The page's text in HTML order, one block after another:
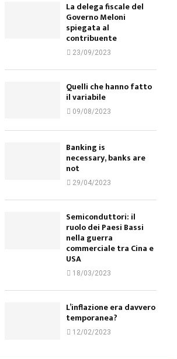
La delega fiscale del
Governo Meloni
spiegata al
contribuente
23/09/2023
Quelli che hanno fatto
il variabile
09/08/2023
Banking is
necessary, banks are
not
29/04/2023
Semiconduttori: il
ruolo dei Paesi Bassi
nella guerra
commerciale tra Cina e
USA
18/03/2023
L’inflazione era davvero
temporanea?
12/02/2023